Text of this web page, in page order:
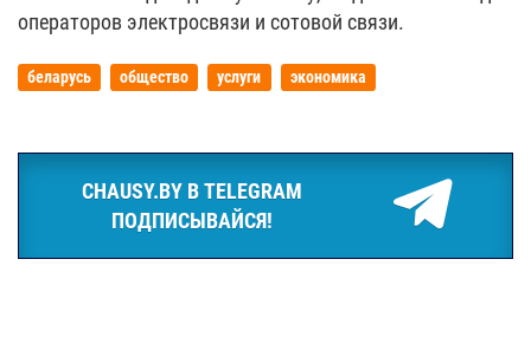
операторов электросвязи и сотовой связи.
беларусь общество услуги экономика
CHAUSY.BY В TELEGRAM
ПОДПИСЫВАЙСЯ!